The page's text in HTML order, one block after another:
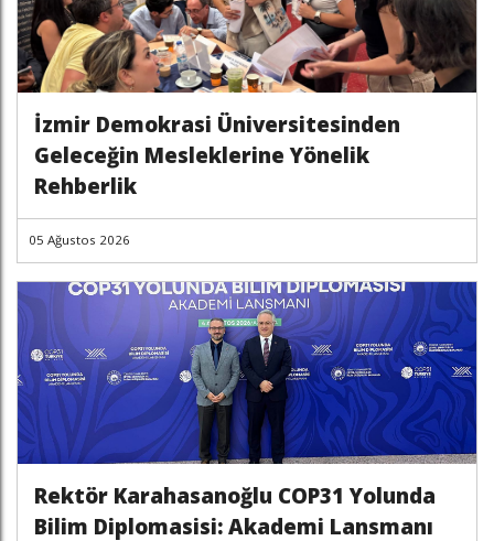
İzmir Demokrasi Üniversitesinden
Geleceğin Mesleklerine Yönelik
Rehberlik
05 Ağustos 2026
Rektör Karahasanoğlu COP31 Yolunda
Bilim Diplomasisi: Akademi Lansmanı